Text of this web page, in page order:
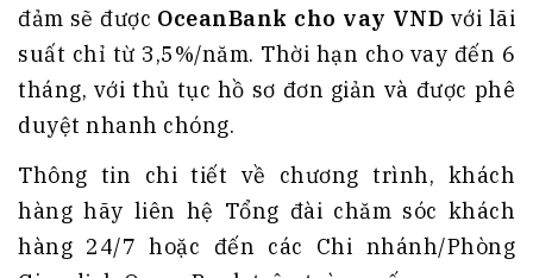
đảm sẽ được OceanBank cho vay VND với lãi
suất chỉ từ 3,5%/năm. Thời hạn cho vay đến 6
tháng, với thủ tục hồ sơ đơn giản và được phê
duyệt nhanh chóng.
Thông tin chi tiết về chương trình, khách
hàng hãy liên hệ Tổng đài chăm sóc khách
hàng 24/7 hoặc đến các Chi nhánh/Phòng